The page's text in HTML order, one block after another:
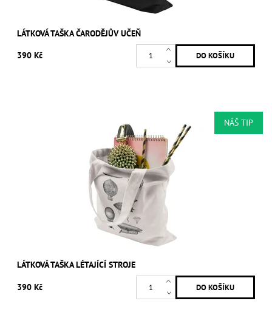
LÁTKOVÁ TAŠKA ČARODĚJŮV UČEŇ
390 Kč
NÁŠ TIP
LÁTKOVÁ TAŠKA LÉTAJÍCÍ STROJE
390 Kč